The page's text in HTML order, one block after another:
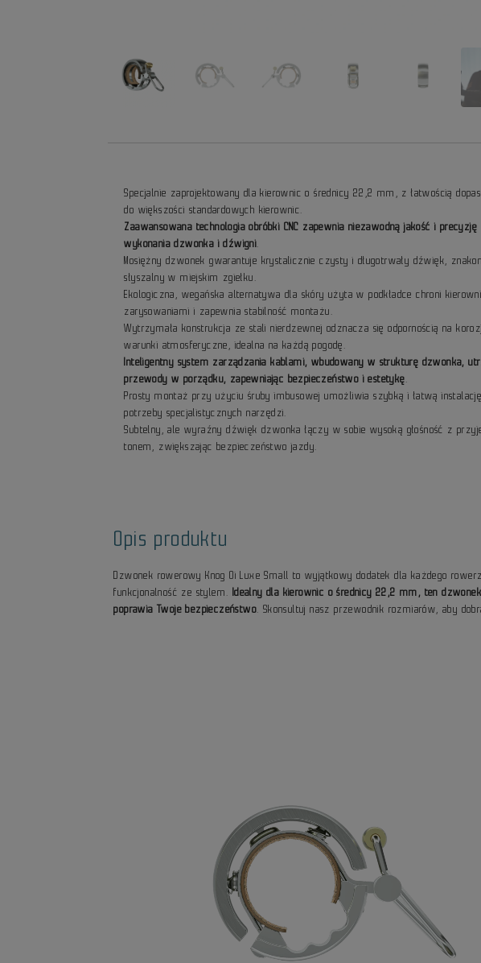
Specjalnie zaprojektowany dla kierownic o średnicy 22,2 mm, z łatwością
do większości standardowych kierownic.
Zaawansowana technologia obróbki CNC zapewnia niezawodną jakość i precyzję
wykonania dzwonka i dźwigni.
Mosiężny dzwonek gwarantuje krystalicznie czysty i długotrwały dźwięk,
słyszalny w miejskim zgiełku.
Ekologiczna, wegańska alternatywa dla skóry użyta w podkładce chroni
zarysowaniami i zapewnia stabilność montażu.
Wytrzymała konstrukcja ze stali nierdzewnej odznacza się odpornością na
warunki atmosferyczne, idealna na każdą pogodę.
Inteligentny system zarządzania kablami, wbudowany w strukturę dzwonka,
przewody w porządku, zapewniając bezpieczeństwo i estetykę.
Prosty montaż przy użyciu śruby imbusowej umożliwia szybką i łatwą
potrzeby specjalistycznych narzędzi.
Subtelny, ale wyraźny dźwięk dzwonka łączy w sobie wysoką głośność z
tonem, zwiększając bezpieczeństwo jazdy.
Opis produktu
Dzwonek rowerowy Knog Oi Luxe Small to wyjątkowy dodatek dla każdego
funkcjonalność ze stylem. Idealny dla kierownic o średnicy 22,2 mm, ten
poprawia Twoje bezpieczeństwo . Skonsultuj nasz przewodnik rozmiarów, aby